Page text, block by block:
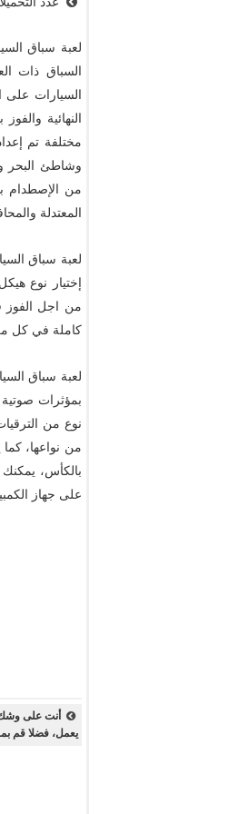
لعبة سباق
السباق ذات
السيارات على
النهائية
مختلفة تم
وشاطئ البحر
من الإصطدام
المعتدلة
لعبة سباق
إختيار نوع
كاملة في كل
من نواعها،
بالكأس، يمكنك
على جهاز
يعمل، فضلا قم